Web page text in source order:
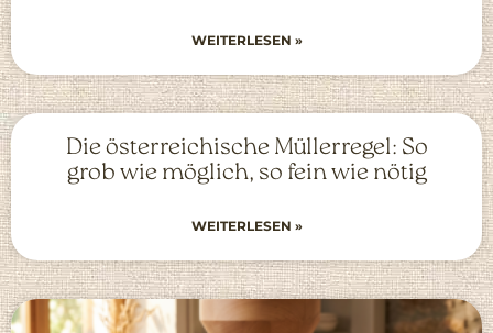
WEITERLESEN »
Die österreichische Müllerregel: So
grob wie möglich, so fein wie nötig
WEITERLESEN »